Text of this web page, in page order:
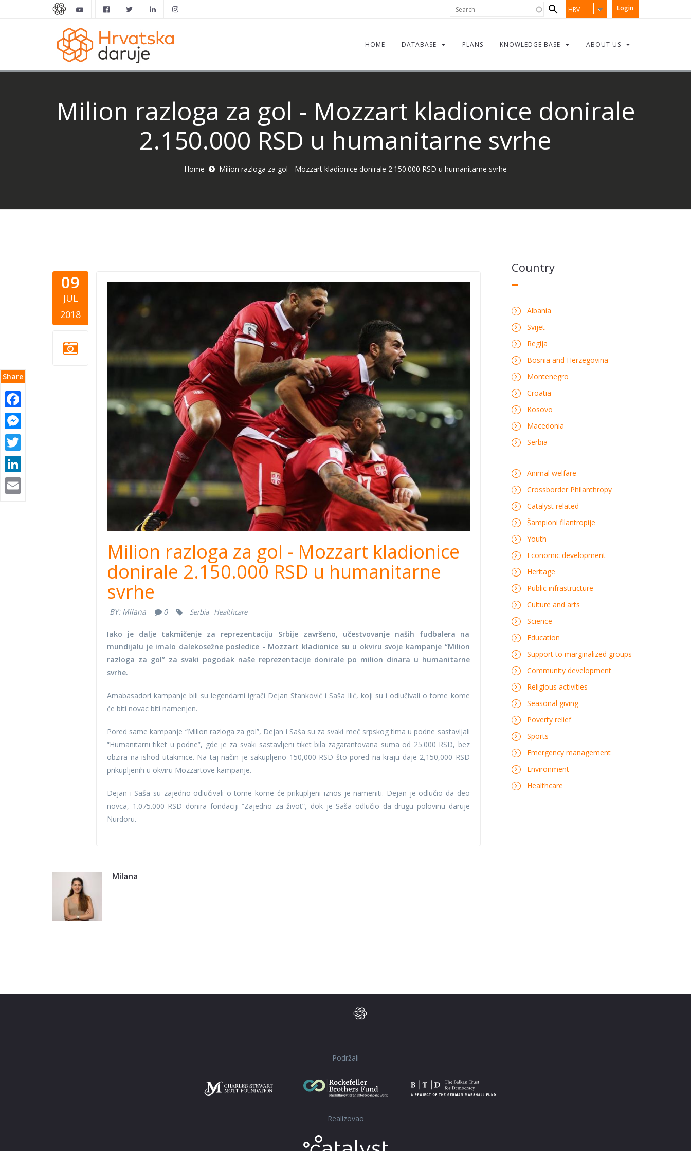
Login
HRV
Search
form
HOME DATABASE PLANS KNOWLEDGE BASE ABOUT US
Milion razloga za gol - Mozzart kladionice donirale
2.150.000 RSD u humanitarne svrhe
Home Milion razloga za gol - Mozzart kladionice donirale 2.150.000 RSD u humanitarne svrhe
09
JUL
2018
Share
Serbia goal world cup
2018.jpeg
Milion razloga za gol - Mozzart kladionice
donirale 2.150.000 RSD u humanitarne
svrhe
BY: Milana 0 Serbia Healthcare
Iako je dalje takmičenje za reprezentaciju Srbije završeno, učestvovanje naših fudbalera na
mundijalu je imalo dalekosežne posledice - Mozzart kladionice su u okviru svoje kampanje “Milion
razloga za gol” za svaki pogodak naše reprezentacije donirale po milion dinara u humanitarne
svrhe.
Amabasadori kampanje bili su legendarni igrači Dejan Stanković i Saša Ilić, koji su i odlučivali o tome kome
će biti novac biti namenjen.
Pored same kampanje “Milion razloga za gol”, Dejan i Saša su za svaki meč srpskog tima u podne sastavljali
“Humanitarni tiket u podne”, gde je za svaki sastavljeni tiket bila zagarantovana suma od 25.000 RSD, bez
obzira na ishod utakmice. Na taj način je sakupljeno 150,000 RSD što pored na kraju daje 2,150,000 RSD
prikupljenih u okviru Mozzartove kampanje.
Dejan i Saša su zajedno odlučivali o tome kome će prikupljeni iznos je nameniti. Dejan je odlučio da deo
novca, 1.075.000 RSD donira fondaciji “Zajedno za život”, dok je Saša odlučio da drugu polovinu daruje
Nurdoru.
Milana
Country
Albania
Svijet
Regija
Bosnia and Herzegovina
Montenegro
Croatia
Kosovo
Macedonia
Serbia
Animal welfare
Crossborder Philanthropy
Catalyst related
Šampioni filantropije
Youth
Economic development
Heritage
Public infrastructure
Culture and arts
Science
Education
Support to marginalized groups
Community development
Religious activities
Seasonal giving
Poverty relief
Sports
Emergency management
Environment
Healthcare
Podržali
Realizovao